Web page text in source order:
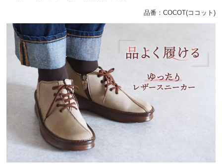
品番：COCOT(ココット)